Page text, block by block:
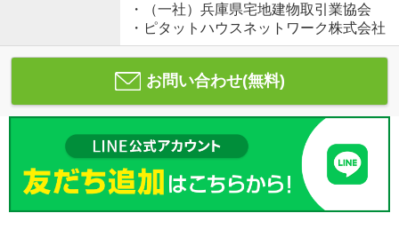
・（一社）兵庫県宅地建物取引業協会
・ピタットハウスネットワーク株式会社
お問い合わせ(無料)